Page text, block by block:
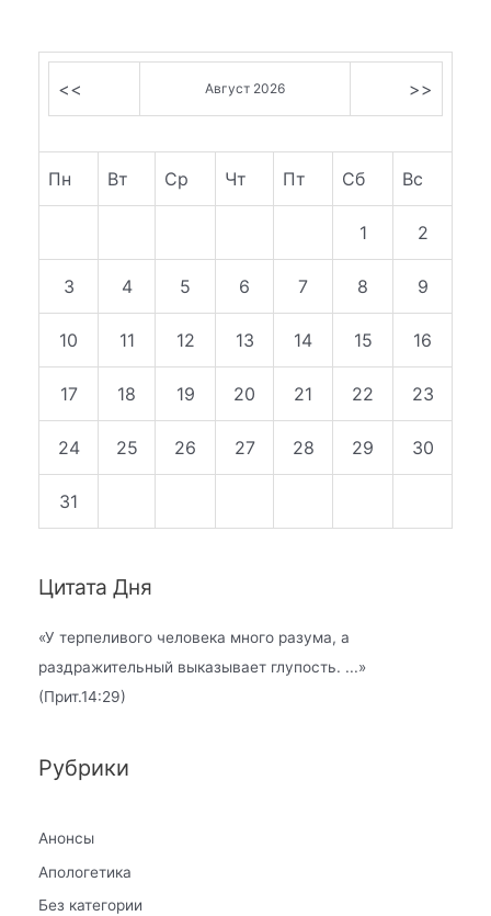
<< Август 2026 >>
Пн Вт Ср Чт Пт Сб Вс
1 2
3 4 5 6 7 8 9
10 11 12 13 14 15 16
17 18 19 20 21 22 23
24 25 26 27 28 29 30
31
Цитата Дня
«У терпеливого человека много разума, а
раздражительный выказывает глупость. ...»
(Прит.14:29)
Рубрики
Анонсы
Апологетика
Без категории